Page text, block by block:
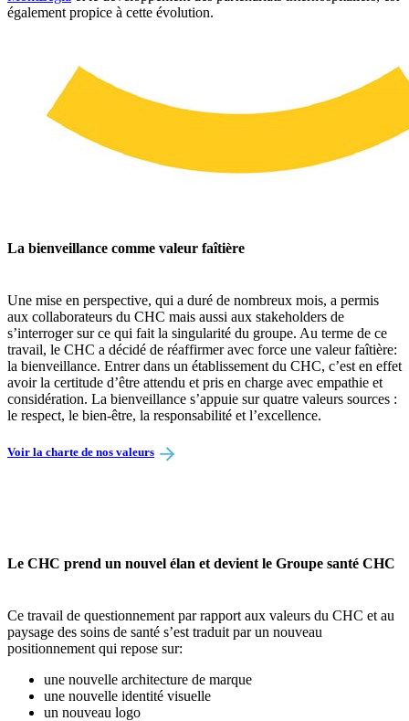
également propice à cette évolution.
La bienveillance comme valeur faîtière
Une mise en perspective, qui a duré de nombreux mois, a permis
aux collaborateurs du CHC mais aussi aux stakeholders de
s’interroger sur ce qui fait la singularité du groupe. Au terme de ce
travail, le CHC a décidé de réaffirmer avec force une valeur faîtière:
la bienveillance. Entrer dans un établissement du CHC, c’est en effet
avoir la certitude d’être attendu et pris en charge avec empathie et
considération. La bienveillance s’appuie sur quatre valeurs sources :
le respect, le bien-être, la responsabilité et l’excellence.
Voir la charte de nos valeurs
Le CHC prend un nouvel élan et devient le Groupe santé CHC
Ce travail de questionnement par rapport aux valeurs du CHC et au
paysage des soins de santé s’est traduit par un nouveau
positionnement qui repose sur:
une nouvelle architecture de marque
une nouvelle identité visuelle
un nouveau logo